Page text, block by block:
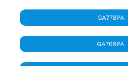
GA778PA
GA769PA